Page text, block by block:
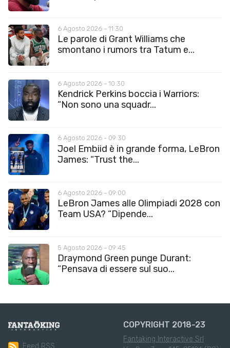
6 Agosto 2026 - 11:30
Le parole di Grant Williams che
smontano i rumors tra Tatum e...
6 Agosto 2026 - 10:30
Kendrick Perkins boccia i Warriors:
“Non sono una squadr...
6 Agosto 2026 - 09:30
Joel Embiid è in grande forma, LeBron
James: “Trust the...
6 Agosto 2026 - 09:00
LeBron James alle Olimpiadi 2028 con
Team USA? “Dipende...
5 Agosto 2026 - 09:45
Draymond Green punge Durant:
“Pensava di essere sul suo...
COPYRIGHT 2018-23
Fantaking Interactive Srl